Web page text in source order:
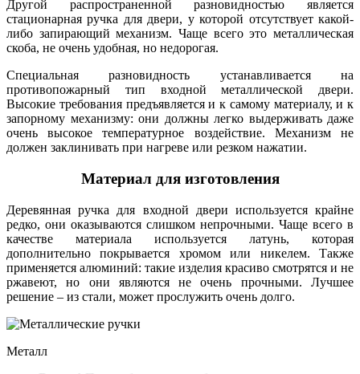
Другой распространенной разновидностью является
стационарная ручка для двери, у которой отсутствует какой-
либо запирающий механизм. Чаще всего это металлическая
скоба, не очень удобная, но недорогая.
Специальная разновидность устанавливается на
противопожарный тип входной металлической двери.
Высокие требования предъявляется и к самому материалу, и к
запорному механизму: они должны легко выдерживать даже
очень высокое температурное воздействие. Механизм не
должен заклинивать при нагреве или резком нажатии.
Материал для изготовления
Деревянная ручка для входной двери используется крайне
редко, они оказываются слишком непрочными. Чаще всего в
качестве материала используется латунь, которая
дополнительно покрывается хромом или никелем. Также
применяется алюминий: такие изделия красиво смотрятся и не
ржавеют, но они являются не очень прочными. Лучшее
решение – из стали, может прослужить очень долго.
Металл